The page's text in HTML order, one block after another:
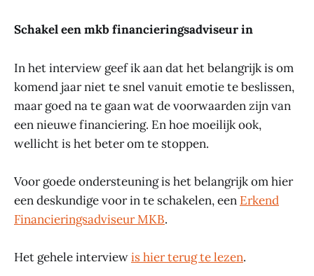
Schakel een mkb financieringsadviseur in
In het interview geef ik aan dat het belangrijk is om
komend jaar niet te snel vanuit emotie te beslissen,
maar goed na te gaan wat de voorwaarden zijn van
een nieuwe financiering. En hoe moeilijk ook,
wellicht is het beter om te stoppen.
Voor goede ondersteuning is het belangrijk om hier
een deskundige voor in te schakelen, een Erkend
Financieringsadviseur MKB.
Het gehele interviewis hier terug te lezen.